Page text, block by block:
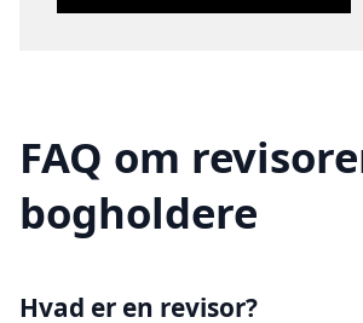
FAQ om
bogholdere
Hvad er en revisor?